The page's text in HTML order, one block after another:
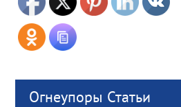
Огнеупоры Статьи